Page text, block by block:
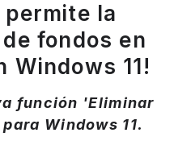
permite la
fondos en
Windows 11!
función 'Eliminar
Windows 11.